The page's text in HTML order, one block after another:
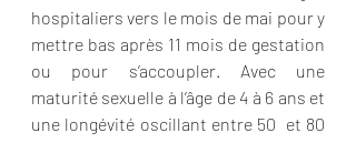
hospitaliers vers le mois de mai pour y
mettre bas après 11 mois de gestation
ou pour s’accoupler. Avec une
maturité sexuelle à l’âge de 4 à 6 ans et
une longévité oscillant entre 50  et 80